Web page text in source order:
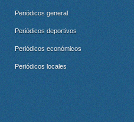
Periódicos general
Periódicos deportivos
Periódicos económicos
Periódicos locales